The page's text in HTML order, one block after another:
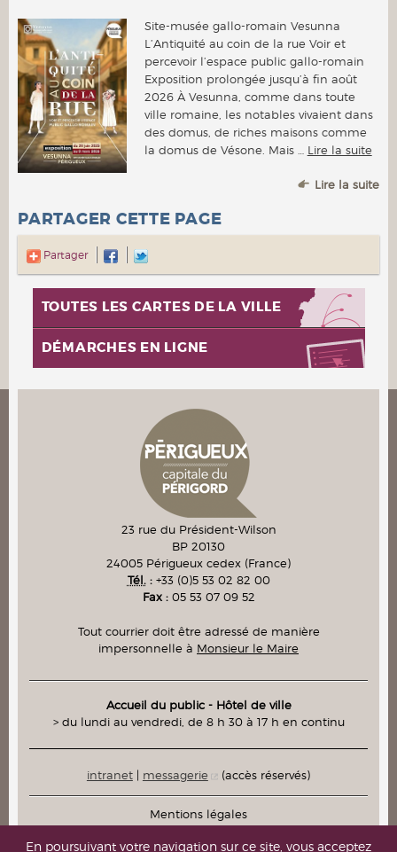
Site-musée gallo-romain Vesunna
L’Antiquité au coin de la rue Voir et
percevoir l’espace public gallo-romain
Exposition prolongée jusqu’à fin août
2026 À Vesunna, comme dans toute
ville romaine, les notables vivaient dans
des domus, de riches maisons comme
la domus de Vésone. Mais … Lire la suite
Lire la suite
PARTAGER CETTE PAGE
Partager
TOUTES LES CARTES DE LA VILLE
DÉMARCHES EN LIGNE
23 rue du Président-Wilson
BP 20130
24005 Périgueux cedex (France)
Tél. : +33 (0)5 53 02 82 00
Fax : 05 53 07 09 52
Tout courrier doit être adressé de manière
impersonnelle à Monsieur le Maire
Accueil du public - Hôtel de ville
> du lundi au vendredi, de 8 h 30 à 17 h en continu
intranet| messagerie (accès réservés)
Mentions légales
Plan du site
En poursuivant votre navigation sur ce site, vous acceptez